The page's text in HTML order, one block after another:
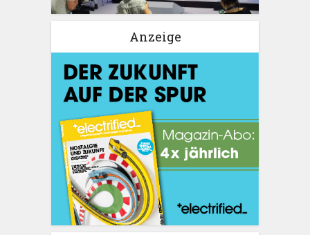
Anzeige